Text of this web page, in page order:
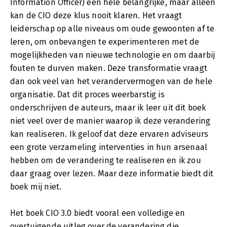
Information Officer) een hele belangrijke, maar alleen
kan de CIO deze klus nooit klaren. Het vraagt
leiderschap op alle niveaus om oude gewoonten af te
leren, om onbevangen te experimenteren met de
mogelijkheden van nieuwe technologie en om daarbij
fouten te durven maken. Deze transformatie vraagt
dan ook veel van het verandervermogen van de hele
organisatie. Dat dit proces weerbarstig is
onderschrijven de auteurs, maar ik leer uit dit boek
niet veel over de manier waarop ik deze verandering
kan realiseren. Ik geloof dat deze ervaren adviseurs
een grote verzameling interventies in hun arsenaal
hebben om de verandering te realiseren en ik zou
daar graag over lezen. Maar deze informatie biedt dit
boek mij niet.
Het boek CIO 3.0 biedt vooral een volledige en